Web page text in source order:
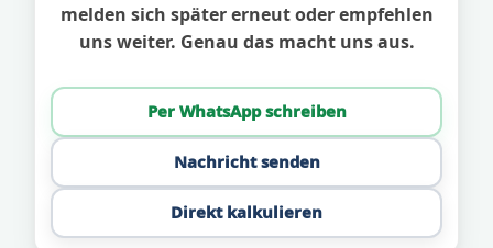
melden sich später erneut oder empfehlen
uns weiter. Genau das macht uns aus.
Per WhatsApp schreiben
Nachricht senden
Direkt kalkulieren